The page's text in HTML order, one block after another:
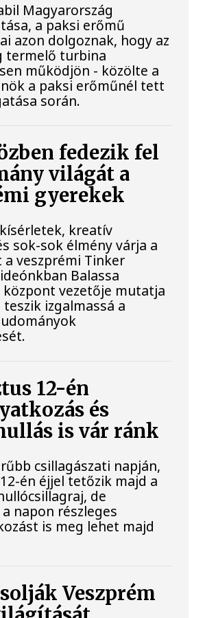
Magyarország
a paksi erőmű
azon dolgoznak, hogy az
termelő turbina
működjön - közölte a
a paksi erőműnél tett
során.
fedezik fel
világát a
gyerekek
kreatív
sok-sok élmény várja a
veszprémi Tinker
Balassa
vezetője mutatja
izgalmassá a
12-én
és
is vár ránk
csillagászati napján,
én éjjel tetőzik majd a
de
napon részleges
is meg lehet majd
Veszprém